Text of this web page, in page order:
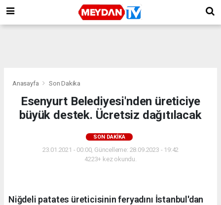
Anasayfa Son Dakika
Esenyurt Belediyesi'nden üreticiye
büyük destek. Ücretsiz dağıtılacak
SON DAKIKA
23.01.2021 - 00:00, Güncelleme: 28.09.2023 - 19:42
4223+ kez okundu.
Niğdeli patates üreticisinin feryadını İstanbul'dan